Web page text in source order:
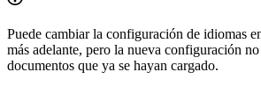
Puede cambiar la configuración de idiomas
más adelante, pero la nueva configuración
documentos que ya se hayan cargado.